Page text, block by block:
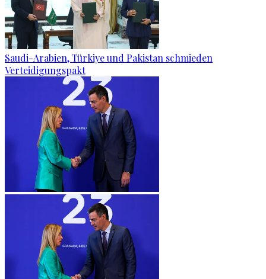
Saudi-Arabien, Türkiye und Pakistan schmieden
Verteidigungspakt